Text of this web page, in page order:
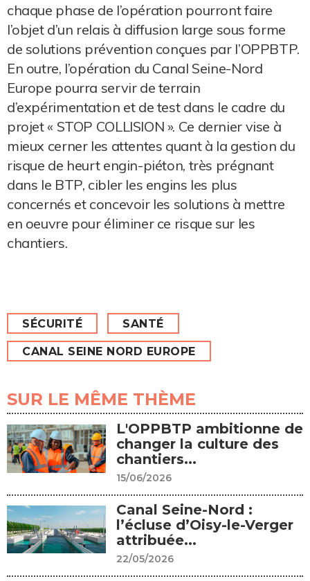
chaque phase de l’opération pourront faire
l’objet d’un relais à diffusion large sous forme
de solutions prévention conçues par l’OPPBTP.
En outre, l’opération du Canal Seine-Nord
Europe pourra servir de terrain
d’expérimentation et de test dans le cadre du
projet « STOP COLLISION ». Ce dernier vise à
mieux cerner les attentes quant à la gestion du
risque de heurt engin-piéton, très prégnant
dans le BTP, cibler les engins les plus
concernés et concevoir les solutions à mettre
en oeuvre pour éliminer ce risque sur les
chantiers.
SÉCURITÉ SANTÉ
CANAL SEINE NORD EUROPE
SUR LE MÊME THÈME
L'OPPBTP ambitionne de
changer la culture des
chantiers...
15/06/2026
Canal Seine-Nord :
l’écluse d’Oisy-le-Verger
attribuée...
22/05/2026